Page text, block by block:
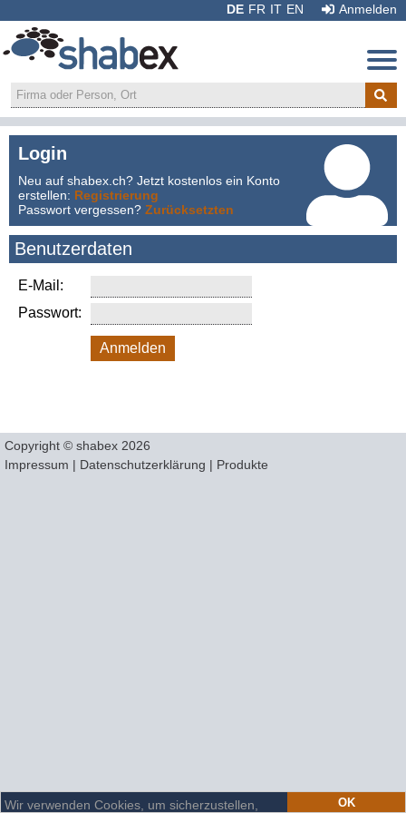
OK
Wir verwenden Cookies, um sicherzustellen,
DE FR IT EN Anmelden
Login
Neu auf shabex.ch? Jetzt kostenlos ein Konto
erstellen: Registrierung
Passwort vergessen? Zurücksetzten
Benutzerdaten
E-Mail:
Passwort:
Anmelden
Copyright © shabex 2026
Impressum | Datenschutzerklärung | Produkte